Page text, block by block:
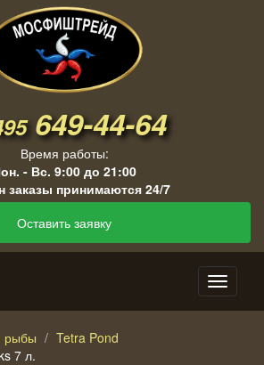
649-44-64
Время работы:
- Вс. 9:00 до 21:00
заказы принимаются 24/7
Оставить заявку
рыбы
Tetra Pond
7 л.